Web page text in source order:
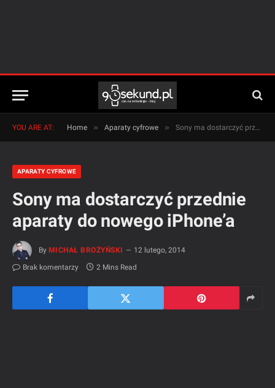
YOU ARE AT: Home » Aparaty cyfrowe » Sony ma dostarczyć przednie aparaty do nowego iPhone’a
APARATY CYFROWE
Sony ma dostarczyć przednie
aparaty do nowego iPhone’a
By MICHAŁ BROŻYŃSKI
12 lutego, 2014
Brak komentarzy
2 Mins Read